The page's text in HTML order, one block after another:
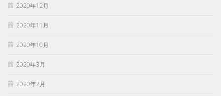
2020年12月
2020年11月
2020年10月
2020年3月
2020年2月